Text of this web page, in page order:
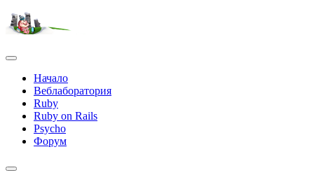
Начало
Веблаборатория
Ruby
Ruby on Rails
Psycho
Форум